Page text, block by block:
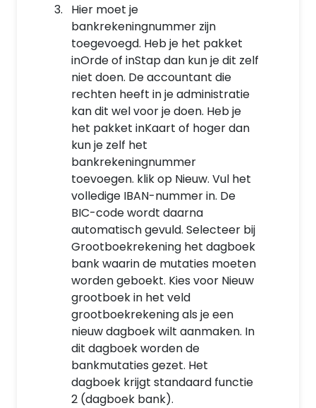
Hier moet je
bankrekeningnummer zijn
toegevoegd. Heb je het pakket
inOrde of inStap dan kun je dit zelf
niet doen. De accountant die
rechten heeft in je administratie
kan dit wel voor je doen. Heb je
het pakket inKaart of hoger dan
kun je zelf het
bankrekeningnummer
toevoegen. klik op Nieuw. Vul het
volledige IBAN-nummer in. De
BIC-code wordt daarna
automatisch gevuld. Selecteer bij
Grootboekrekening het dagboek
bank waarin de mutaties moeten
worden geboekt. Kies voor Nieuw
grootboek in het veld
grootboekrekening als je een
nieuw dagboek wilt aanmaken. In
dit dagboek worden de
bankmutaties gezet. Het
dagboek krijgt standaard functie
2 (dagboek bank).